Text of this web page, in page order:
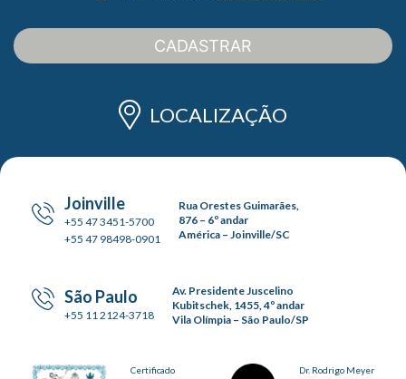
CADASTRAR
LOCALIZAÇÃO
Joinville
+55 47 3451-5700
+55 47 98498-0901
Rua Orestes Guimarães,
876 – 6º andar
América – Joinville/SC
São Paulo
+55 11 2124-3718
Av. Presidente Juscelino
Kubitschek, 1455, 4º andar
Vila Olímpia – São Paulo/SP
Certificado
Dr. Rodrigo Meyer